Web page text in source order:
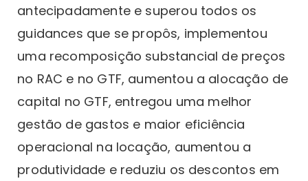
antecipadamente e superou todos os
guidances que se propôs, implementou
uma recomposição substancial de preços
no RAC e no GTF, aumentou a alocação de
capital no GTF, entregou uma melhor
gestão de gastos e maior eficiência
operacional na locação, aumentou a
produtividade e reduziu os descontos em